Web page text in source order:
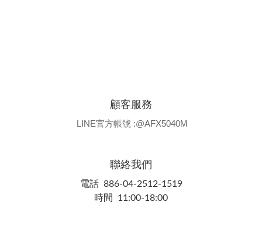
顧客服務
LINE官方帳號 :@AFX5040M
聯絡我們
電話 886-04-2512-1519
時間 11:00-18:00